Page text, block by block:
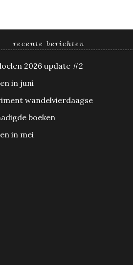
recente berichten
2026 update #2
in juni
wandelvierdaagse
boeken
in mei